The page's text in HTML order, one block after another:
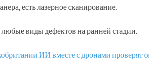
есть лазерное сканирование.
любые виды дефектов на ранней стадии.
ИИ вместе с дронами проверят